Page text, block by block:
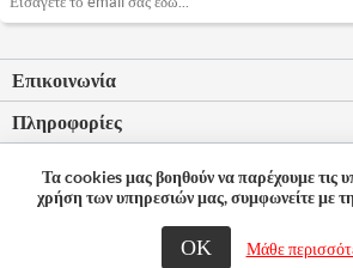
Επικοινωνία
Πληροφορίες
Ο λογαριασμός μου
© 2026 Bookleader
Τα cookies μας βοηθούν να παρέχουμε τις
χρήση των υπηρεσιών μας, συμφωνείτε με
ΟΚ Μάθε